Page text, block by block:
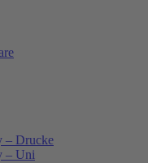
– Drucke
– Uni